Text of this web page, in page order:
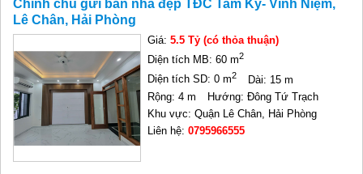
Chính chủ gửi bán nhà đẹp TĐC Tam Kỳ- Vĩnh Niệm,
Lê Chân, Hải Phòng
Giá:5.5 Tỷ (có thỏa thuận)
Diện tích MB: 60 m2
Diện tích SD: 0 m2
Dài: 15 m
Rộng: 4 m
Hướng: Đông Tứ Trạch
Khu vực: Quận Lê Chân, Hải Phòng
Liên hệ:0795966555